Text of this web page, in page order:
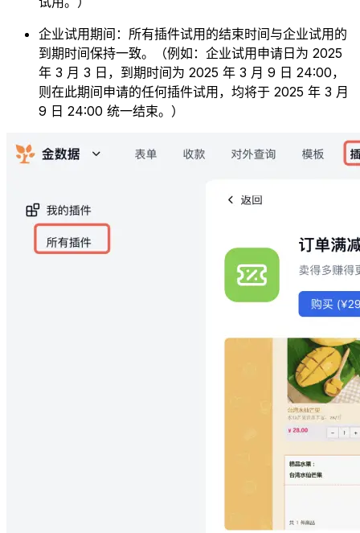
企业试用期间：所有插件试用的结束时间与企业试用的
到期时间保持一致。（例如：企业试用申请日为 2025
年 3 月 3 日，到期时间为 2025 年 3 月 9 日 24:00，
则在此期间申请的任何插件试用，均将于 2025 年 3 月
9 日 24:00 统一结束。）